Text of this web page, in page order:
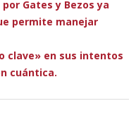
Gates y Bezos ya
permite manejar
clave» en sus intentos
cuántica.